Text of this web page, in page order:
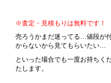
※査定・見積もりは無料です！
売ろうかまだ迷ってる…値段が
からないから見てもらいたい…
といった場合でも一度お持ちく
たします。